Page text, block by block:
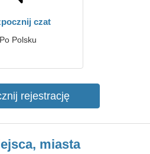
czat
Po Polsku
rejestrację
miasta